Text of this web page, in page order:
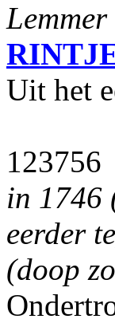
Uit het
in 1746
eerder
(doop